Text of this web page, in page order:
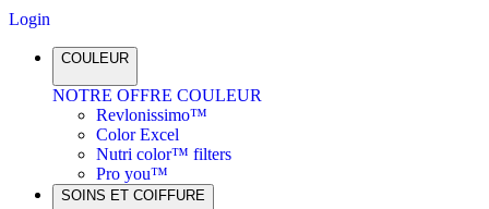
Login
COULEUR
NOTRE OFFRE COULEUR
Revlonissimo™
Color Excel
Nutri color™ filters
Pro you™
SOINS ET COIFFURE